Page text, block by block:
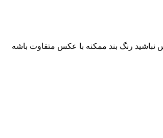
نباشید رنگ بند ممکنه با عکس متفاوت باشه